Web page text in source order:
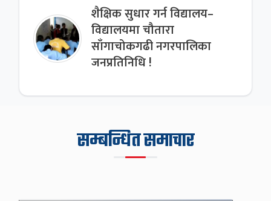
शैक्षिक सुधार गर्न विद्यालय–
विद्यालयमा चौतारा
साँगाचोकगढी नगरपालिका
जनप्रतिनिधि !
सम्बन्धित समाचार